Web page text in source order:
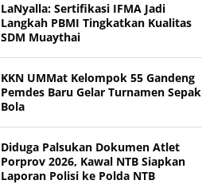
LaNyalla: Sertifikasi IFMA Jadi
Langkah PBMI Tingkatkan Kualitas
SDM Muaythai
KKN UMMat Kelompok 55 Gandeng
Pemdes Baru Gelar Turnamen Sepak
Bola
Diduga Palsukan Dokumen Atlet
Porprov 2026, Kawal NTB Siapkan
Laporan Polisi ke Polda NTB